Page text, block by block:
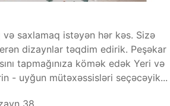
saxlamaq istəyən hər kəs. Sizə
dizaynlar təqdim edirik. Peşəkar
tapmağınıza kömək edək Yeri və
- uyğun mütəxəssisləri seçəcəyik...
38